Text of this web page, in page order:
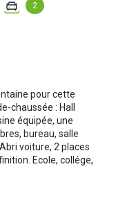
2
pour cette
chaussée : Hall
équipée, une
bureau, salle
voiture, 2 places
Ecole, collége,